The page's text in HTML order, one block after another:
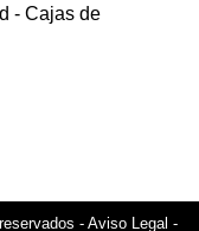
- Cajas de
- Aviso Legal -